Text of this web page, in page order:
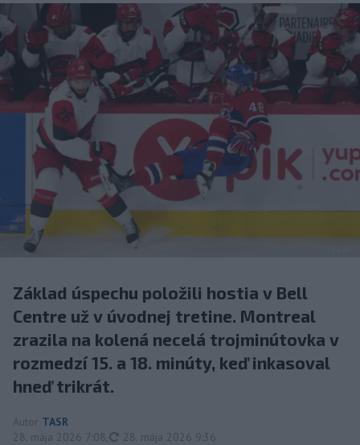
Základ úspechu položili hostia v Bell
Centre už v úvodnej tretine. Montreal
zrazila na kolená necelá trojminútovka v
rozmedzí 15. a 18. minúty, keď inkasoval
hneď trikrát.
Autor TASR
28. mája 2026 7:08
aktualizované
28. mája 2026 9:36